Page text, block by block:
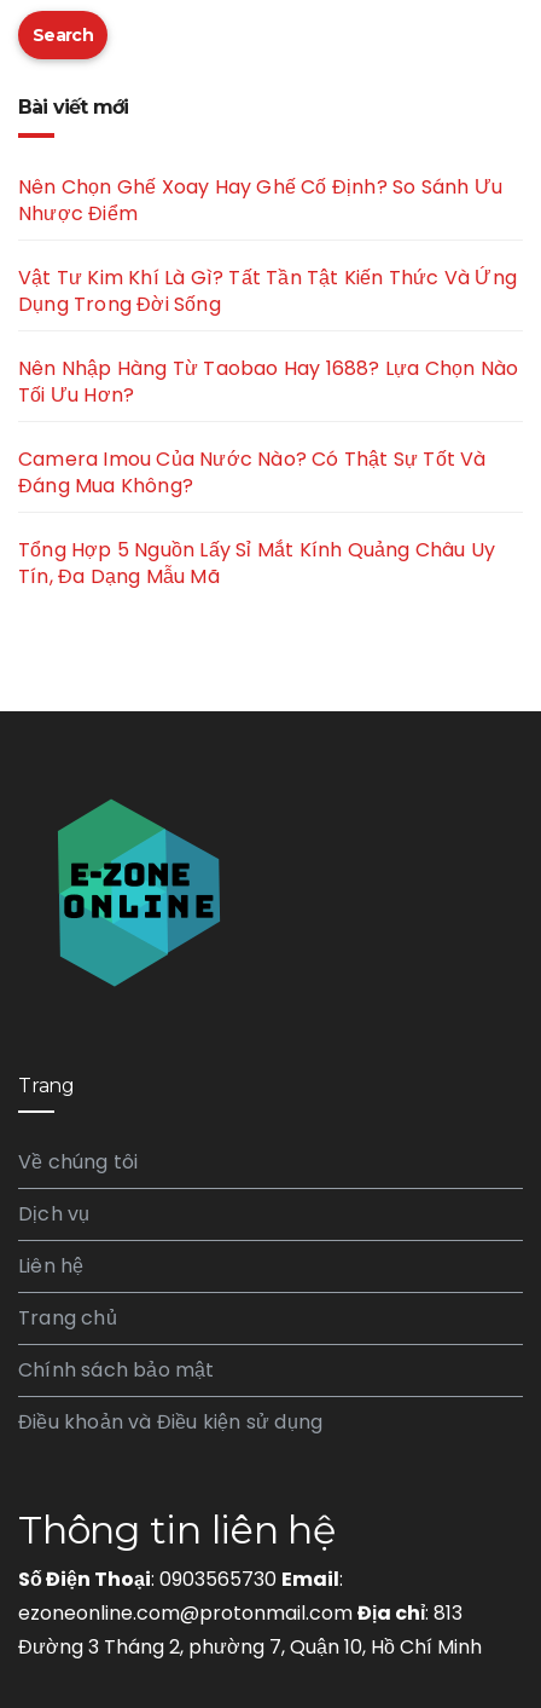
Search
Bài viết mới
Nên Chọn Ghế Xoay Hay Ghế Cố Định? So Sánh Ưu
Nhược Điểm
Vật Tư Kim Khí Là Gì? Tất Tần Tật Kiến Thức Và Ứng
Dụng Trong Đời Sống
Nên Nhập Hàng Từ Taobao Hay 1688? Lựa Chọn Nào
Tối Ưu Hơn?
Camera Imou Của Nước Nào? Có Thật Sự Tốt Và
Đáng Mua Không?
Tổng Hợp 5 Nguồn Lấy Sỉ Mắt Kính Quảng Châu Uy
Tín, Đa Dạng Mẫu Mã
Trang
Về chúng tôi
Dịch vụ
Liên hệ
Trang chủ
Chính sách bảo mật
Điều khoản và Điều kiện sử dụng
Thông tin liên hệ
Số Điện Thoại: 0903565730 Email:
ezoneonline.com@protonmail.comĐịa chỉ: 813
Đường 3 Tháng 2, phường 7, Quận 10, Hồ Chí Minh